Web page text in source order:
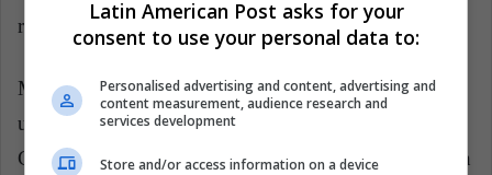
receta para que puedas hacerlos tú misma.
Mezcla en un recipiente 5 cucharadas de maizena con
un poco de cacao en polvo según tu tono de piel.
Cuando estén del todo mezclados, coloca la mezcla en
Latin American Post asks for your
consent to use your personal data to:
Personalised advertising and content, advertising and
content measurement, audience research and
services development
Store and/or access information on a device